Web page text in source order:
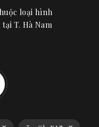
loại hình
T. Hà Nam